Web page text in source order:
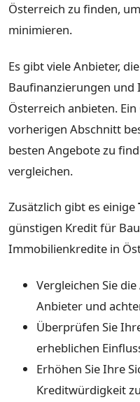
Österreich zu finden,
minimieren.
Es gibt viele Anbieter, die
Baufinanzierungen
Österreich anbieten.
vorherigen Abschnitt
besten Angebote zu
vergleichen.
Zusätzlich gibt es einige
günstigen Kredit für
Immobilienkredite in
Vergleichen Sie
Anbieter und
Überprüfen Sie
erheblichen
Erhöhen Sie Ihre
Kreditwürdigkeit